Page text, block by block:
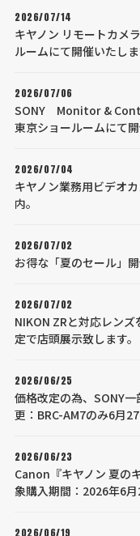
2026/07/14
キヤノン リモートカメ
ルームにて開催いたしま
2026/07/06
SONY Monitor &
東京ショールームにて開
2026/07/04
キヤノン業務用ビデオ
内。
2026/07/02
お得な「夏のセール」開
2026/07/02
NIKON ZRと対応レン
定で店頭展示致します。
2026/06/25
価格改定の為、SONY
更：BRC-AM7のみ6月
2026/06/23
Canon『キヤノン 夏の
象購入期間：2026年6月
2026/06/19